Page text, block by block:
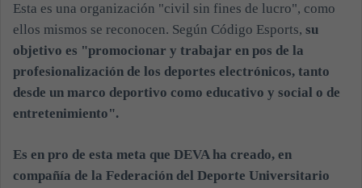
Esta es una organización "civil sin fines de lucro", como
ellos mismos se reconocen. Según Código Esports, su
objetivo es "promocionar y trabajar en pos de la
profesionalización de los deportes electrónicos, tanto
desde un marco deportivo como educativo y social o de
entretenimiento".
Es en pro de esta meta que DEVA ha creado, en
compañía de la Federación del Deporte Universitario